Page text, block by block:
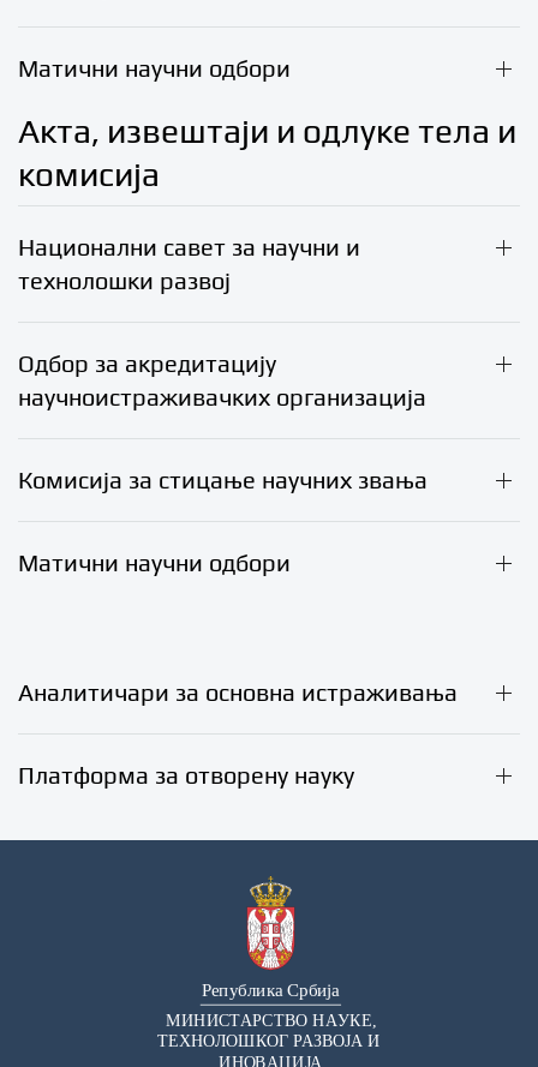
Матични научни одбори
Акта, извештаји и одлуке тела и
комисија
Национални савет за научни и
технолошки развој
Одбор за акредитацију
научноистраживачких организација
Комисија за стицање научних звања
Матични научни одбори
Аналитичари за основна истраживања
Платформа за отворену науку